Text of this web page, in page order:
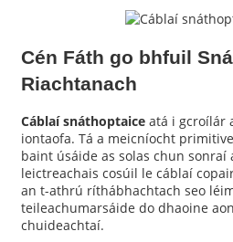
Cén Fáth go bhfuil
Riachtanach
Cáblaí snáthoptaiceatá i gcroílár
iontaofa. Tá a meicníocht
baint úsáide as solas chun
leictreachais cosúil le cáblaí
an t-athrú ríthábhachtach seo
teileachumarsáide do dhaoine
chuideachtaí.